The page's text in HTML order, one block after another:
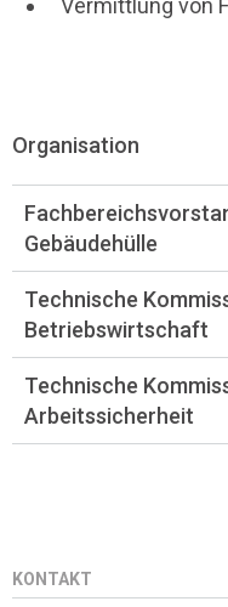
Vermittlung von
Organisation
Gebäudehülle
Technische
Betriebswirtschaft
Technische
Arbeitssicherheit
KONTAKT